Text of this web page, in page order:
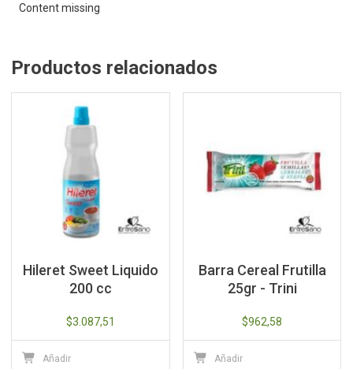
Content missing
Productos relacionados
Hileret Sweet Liquido
200 cc
$3.087,51
Añadir
Barra Cereal Frutilla
25gr - Trini
$962,58
Añadir